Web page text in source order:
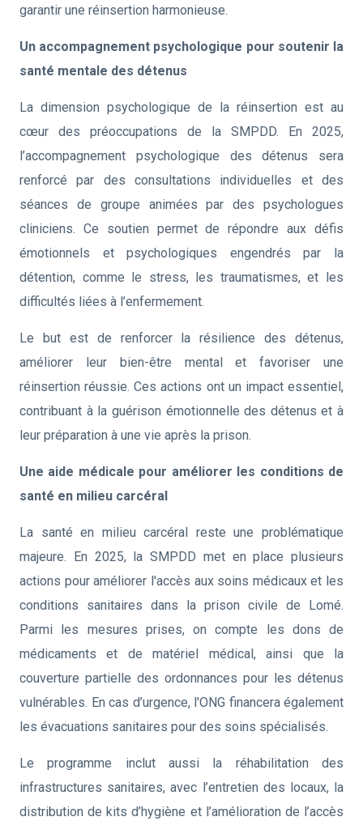
garantir une réinsertion harmonieuse.
Un accompagnement psychologique pour soutenir la
santé mentale des détenus
La dimension psychologique de la réinsertion est au
cœur des préoccupations de la SMPDD. En 2025,
l’accompagnement psychologique des détenus sera
renforcé par des consultations individuelles et des
séances de groupe animées par des psychologues
cliniciens. Ce soutien permet de répondre aux défis
émotionnels et psychologiques engendrés par la
détention, comme le stress, les traumatismes, et les
difficultés liées à l’enfermement.
Le but est de renforcer la résilience des détenus,
améliorer leur bien-être mental et favoriser une
réinsertion réussie. Ces actions ont un impact essentiel,
contribuant à la guérison émotionnelle des détenus et à
leur préparation à une vie après la prison.
Une aide médicale pour améliorer les conditions de
santé en milieu carcéral
La santé en milieu carcéral reste une problématique
majeure. En 2025, la SMPDD met en place plusieurs
actions pour améliorer l'accès aux soins médicaux et les
conditions sanitaires dans la prison civile de Lomé.
Parmi les mesures prises, on compte les dons de
médicaments et de matériel médical, ainsi que la
couverture partielle des ordonnances pour les détenus
vulnérables. En cas d’urgence, l'ONG financera également
les évacuations sanitaires pour des soins spécialisés.
Le programme inclut aussi la réhabilitation des
infrastructures sanitaires, avec l’entretien des locaux, la
distribution de kits d’hygiène et l’amélioration de l’accès